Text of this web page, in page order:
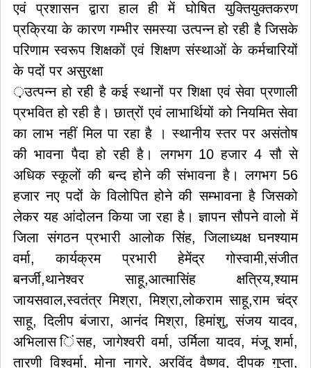
एवं प्रशासन द्वारा हाल ही में घोषित युक्तियुक्तकरण
प्रक्रिया के कारण गम्भीर समस्या उत्पन्न हो रही है जिसके
परिणाम स्वरूप शिक्षकों एवं शिक्षण संस्थाओं के कर्मचारियों
के पदों पर असुरक्षा
़़उत्पन्न हो रही है कई स्थानों पर शिक्षा एवं सेवा प्रणाली
प्रभवित हो रही है। छात्रों एवं लाभार्थियों को नियमित सेवा
का लाभ नहीं मिल पा रहा है । स्थानीय स्तर पर असंतोष
की भावना पैदा हो रही है। लगभग 10 हजार 4 सौ से
अधिक स्कूलों की बन्द होने की संभावना है। लगभग 56
हजार नए पदों के विलोपित होने की सम्भावना है जिसको
लेकर यह आंदोलन किया जा रहा है। ज्ञापन सौपने वालो में
जिला संगठन प्रभारी आलोक सिंह, जिलाध्यक्ष घनश्याम
वर्मा, कार्यक्रम प्रभारी हेमेंद्र गोस्वामी,संजीत
बनर्जी,थानेश्वर साहू,आत्मासिंह क्षत्रिय,श्याम
जायसवाल,स्वतंत्र मिश्रा, मिश्रा,लोकराम साहू,राम चंद्र
साहू, दिलीप बंजारा, आनंद मिश्रा, हिमांशु, संजय यादव,
अभिलास िंसह, जागेश्वरी वर्मा, उर्मिला यादव, मंजू शर्मा,
तारणी विश्वर्मा, मोना नागरे, अरविंद वैष्णव, दीपक गुप्ता,